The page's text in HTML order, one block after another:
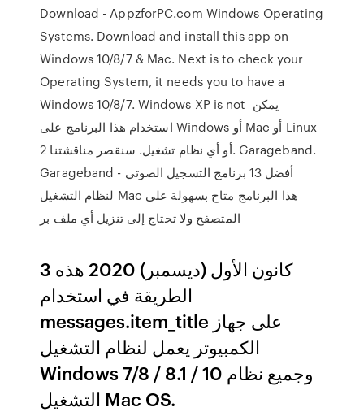
Download - AppzforPC.com Windows Operating
Systems. Download and install this app on
Windows 10/8/7 & Mac. Next is to check your
Operating System, it needs you to have a
Windows 10/8/7. Windows XP is not يمكن
استخدام هذا البرنامج على Windows أو Mac أو Linux
أو أي نظام تشغيل. سنقصر مناقشتنا 2. Garageband.
Garageband - أفضل 13 برنامج التسجيل الصوتي
لنظام التشغيل Mac هذا البرنامج متاح بسهولة على
المتصفح ولا تحتاج إلى تنزيل أي ملف بر
3 كانون الأول (ديسمبر) 2020 هذه
الطريقة في استخدام
messages.item_title على جهاز
الكمبيوتر يعمل لنظام التشغيل
Windows 7/8 / 8.1 / 10 وجميع نظام
التشغيل Mac OS.